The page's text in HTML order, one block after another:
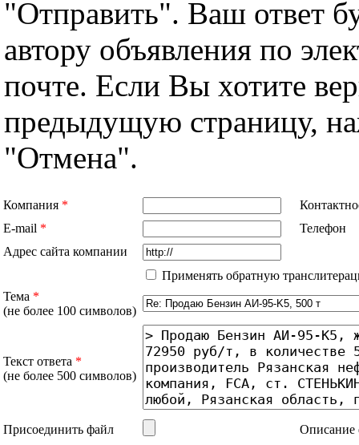
"Отправить". Ваш ответ
автору объявления по
почте. Если Вы хотите
предыдущую страницу,
"Отмена".
Компания *
E-mail *
Телефон
Адрес сайта компании
Применять обратную
Тема *
(не более 100 символов)
Текст ответа *
(не более 500 символов)
Присоединить файл
Описание